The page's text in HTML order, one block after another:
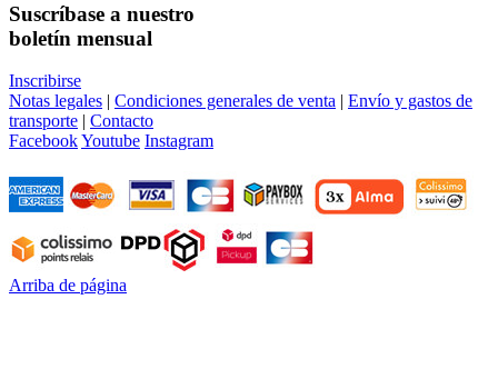
Suscríbase a nuestro
boletín mensual
Inscribirse
Notas legales | Condiciones generales de venta | Envío y gastos de
transporte | Contacto
FacebookYoutube Instagram
Arriba de página